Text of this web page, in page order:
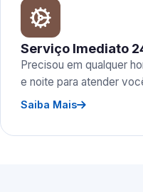
Serviço Imediato
Precisou em qualquer
e noite para atender
Saiba Mais